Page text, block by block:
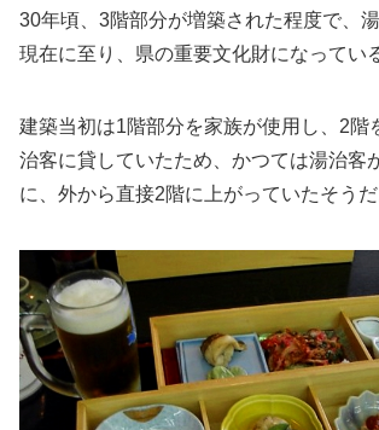
30年頃、3階部分が増築された程度で、
現在に至り、県の重要文化財になってい
建築当初は1階部分を家族が使用し、2階
治客に貸していたため、かつては湯治客
に、外から直接2階に上がっていたそうだ